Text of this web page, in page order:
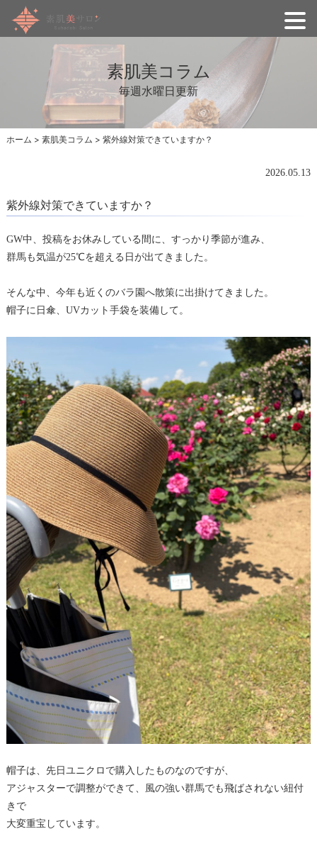
素肌美コラム
毎週水曜日更新
ホーム > 素肌美コラム > 紫外線対策できていますか？
2026.05.13
紫外線対策できていますか？
GW中、投稿をお休みしている間に、すっかり季節が進み、
群馬も気温が25℃を超える日が出てきました。
そんな中、今年も近くのバラ園へ散策に出掛けてきました。
帽子に日傘、UVカット手袋を装備して。
帽子は、先日ユニクロで購入したものなのですが、
アジャスターで調整ができて、風の強い群馬でも飛ばされない紐付
きで
大変重宝しています。